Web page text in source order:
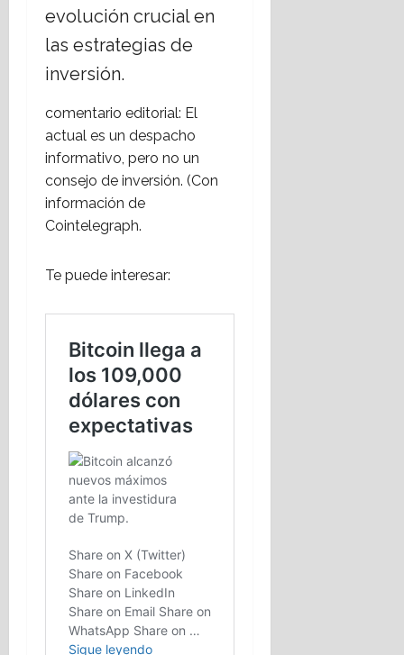
evolución crucial en
las estrategias de
inversión.
comentario editorial: El
actual es un despacho
informativo, pero no un
consejo de inversión. (Con
información de
Cointelegraph.
Te puede interesar: